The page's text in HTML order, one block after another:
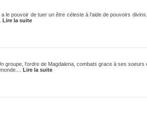
le pouvoir de tuer un être céleste à l'aide de pouvoirs
Lire la suite
groupe, l'ordre de Magdalena, combats grace à ses
Lire la suite